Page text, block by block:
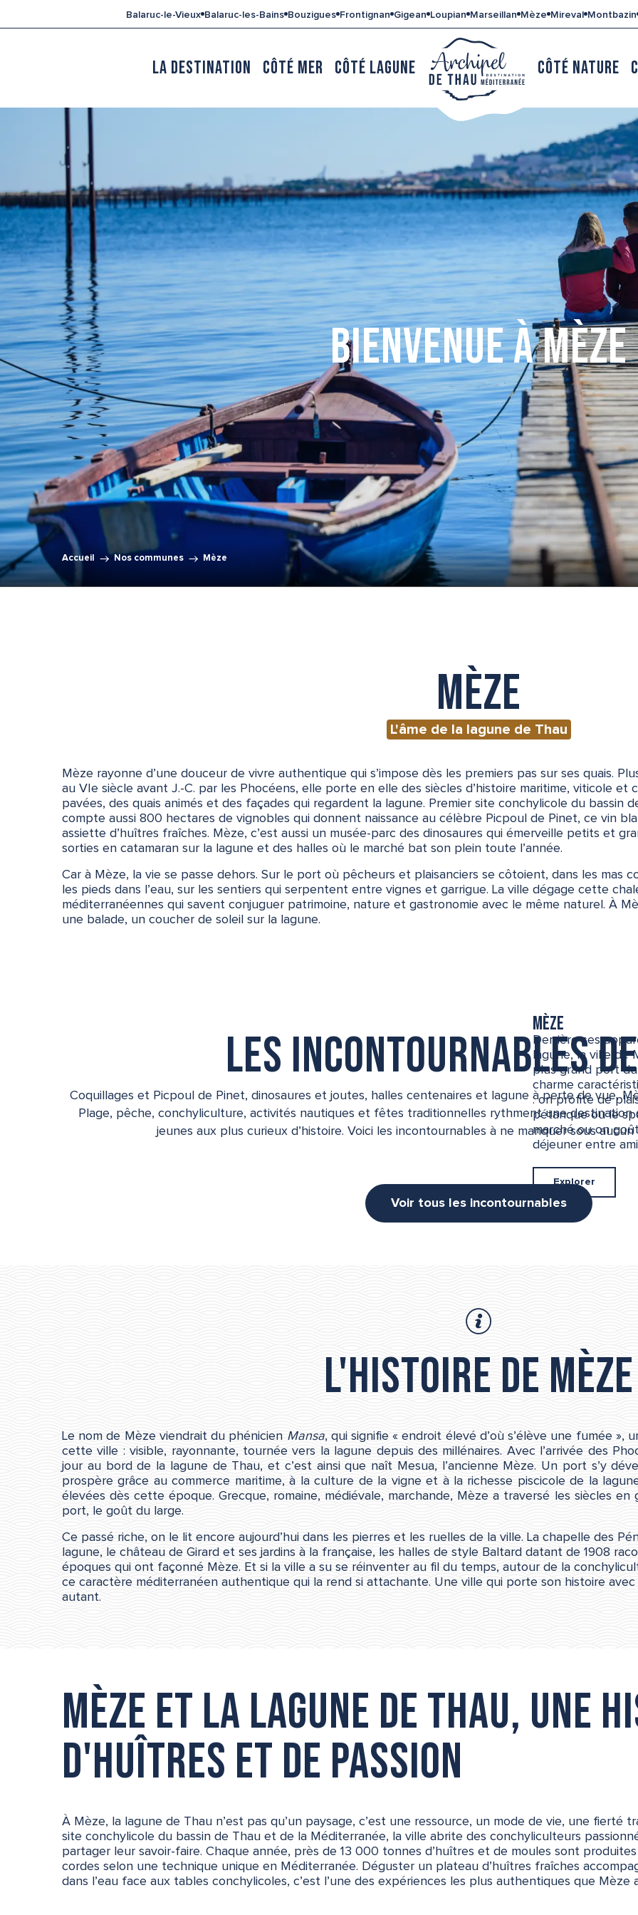
au
Balaruc-le-Vieux Balaruc-les-Bains Bouzigues Frontignan Gigean Loupian Marseillan Mèze Mireval Montbazin
LA DESTINATION CÔTÉ MER CÔTÉ LAGUNE CÔTÉ NATURE
Bienvenue à Mèze
Accueil Nos communes Mèze
Mèze
L'âme de la lagune de Thau
Mèze rayonne d’une douceur de vivre authentique qui s’impose dès les premiers pas sur ses quais.
au VIe siècle avant J.-C. par les Phocéens, elle porte en elle des siècles d’histoire maritime, viticole et
pavées, des quais animés et des façades qui regardent la lagune. Premier site conchylicole du bassin
compte aussi 800 hectares de vignobles qui donnent naissance au célèbre Picpoul de Pinet, ce vin
assiette d’huîtres fraîches. Mèze, c’est aussi un musée-parc des dinosaures qui émerveille petits et
sorties en catamaran sur la lagune et des halles où le marché bat son plein toute l’année.
Car à Mèze, la vie se passe dehors. Sur le port où pêcheurs et plaisanciers se côtoient, dans les mas
les pieds dans l’eau, sur les sentiers qui serpentent entre vignes et garrigue. La ville dégage cette
méditerranéennes qui savent conjuguer patrimoine, nature et gastronomie avec le même naturel. À
une balade, un coucher de soleil sur la lagune.
Mèze
Derrière ses
lagune, la ville de
plus grand port
charme
: on profite de
pétanque ou le
marché ou on
déjeuner entre
Explorer
Les incontournables
Coquillages et Picpoul de Pinet, dinosaures et joutes, halles centenaires et lagune à perte de vue,
Plage, pêche, conchyliculture, activités nautiques et fêtes traditionnelles rythment une
jeunes aux plus curieux d’histoire. Voici les incontournables à ne manquer sous
Voir tous les incontournables
L'histoire de Mèze
Le nom de Mèze viendrait du phénicien Mansa, qui signifie « endroit élevé d’où s’élève une fumée »,
cette ville : visible, rayonnante, tournée vers la lagune depuis des millénaires. Avec l’arrivée des
jour au bord de la lagune de Thau, et c’est ainsi que naît Mesua, l’ancienne Mèze. Un port s’y
prospère grâce au commerce maritime, à la culture de la vigne et à la richesse piscicole de la
élevées dès cette époque. Grecque, romaine, médiévale, marchande, Mèze a traversé les siècles
port, le goût du large.
Ce passé riche, on le lit encore aujourd’hui dans les pierres et les ruelles de la ville. La chapelle des
lagune, le château de Girard et ses jardins à la française, les halles de style Baltard datant de 1908
époques qui ont façonné Mèze. Et si la ville a su se réinventer au fil du temps, autour de la
ce caractère méditerranéen authentique qui la rend si attachante. Une ville qui porte son histoire
autant.
Mèze et la lagune de Thau, une
d'huîtres et de passion
À Mèze, la lagune de Thau n’est pas qu’un paysage, c’est une ressource, un mode de vie, une fierté
site conchylicole du bassin de Thau et de la Méditerranée, la ville abrite des conchyliculteurs
partager leur savoir-faire. Chaque année, près de 13 000 tonnes d’huîtres et de moules sont
cordes selon une technique unique en Méditerranée. Déguster un plateau d’huîtres fraîches
dans l’eau face aux tables conchylicoles, c’est l’une des expériences les plus authentiques que Mèze